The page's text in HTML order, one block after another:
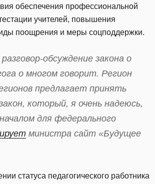
обеспечения профессиональной
учителей, повышения
поощрения и меры соцподдержки.
обсуждение закона о
о многом говорит. Регион
предлагает принять
который, я очень надеюсь,
для федерального
министра сайт «Будущее
статуса педагогического работника